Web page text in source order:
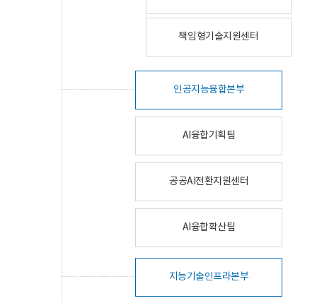
책임형기술지원센터
인공지능융합본부
AI융합기획팀
공공AI전환지원센터
AI융합확산팀
지능기술인프라본부